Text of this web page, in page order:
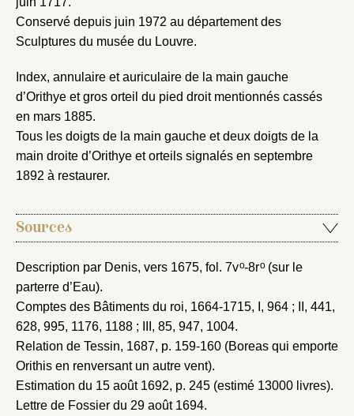
Conservé depuis juin 1972 au département des
Sculptures du musée du Louvre.
Index, annulaire et auriculaire de la main gauche
d’Orithye et gros orteil du pied droit mentionnés cassés
en mars 1885.
Tous les doigts de la main gauche et deux doigts de la
main droite d’Orithye et orteils signalés en septembre
1892 à restaurer.
Sources
Description par Denis, vers 1675, fol. 7vo-8ro(sur le
parterre d’Eau).
Comptes des Bâtiments du roi, 1664-1715, I, 964 ; II, 441,
628, 995, 1176, 1188 ; III, 85, 947, 1004.
Relation de Tessin, 1687, p. 159-160 (Boreas qui emporte
Orithis en renversant un autre vent).
Estimation du 15 août 1692, p. 245 (estimé 13000 livres).
Lettre de Fossier du 29 août 1694.
Créer et ajouter
Envoyer
Vous n'êtes pas encore inscrit ?Créer un compte